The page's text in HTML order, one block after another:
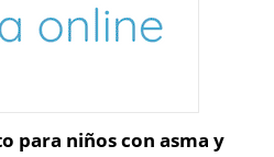
para niños con asma y